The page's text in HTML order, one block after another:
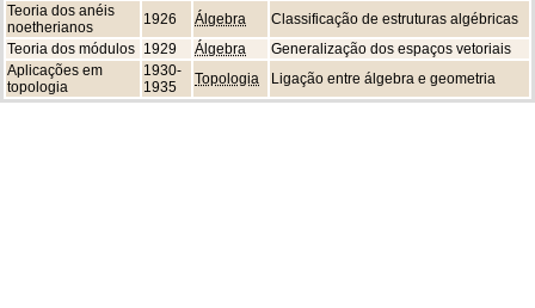
Teoria dos anéis
noetherianos
1926 Álgebra
Classificação de estruturas algébricas
Teoria dos módulos 1929 Álgebra
Generalização dos espaços vetoriais
Aplicações em
topologia
1930-
1935
Topologia Ligação entre álgebra e geometria